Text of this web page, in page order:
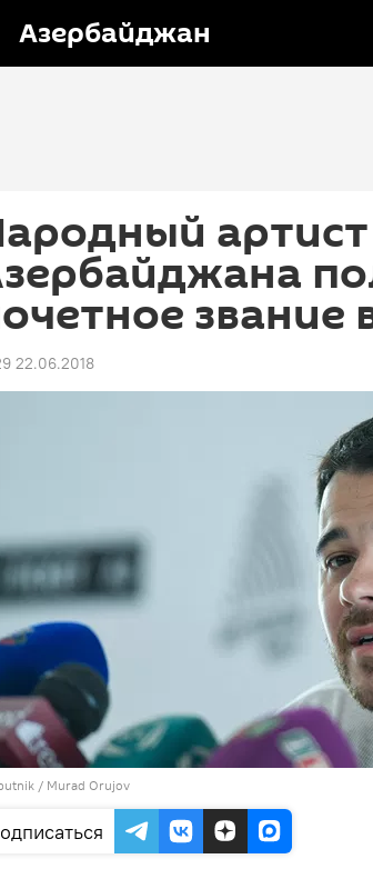
Азербайджан
артист
звание
22.06.2018
/ Murad Orujov